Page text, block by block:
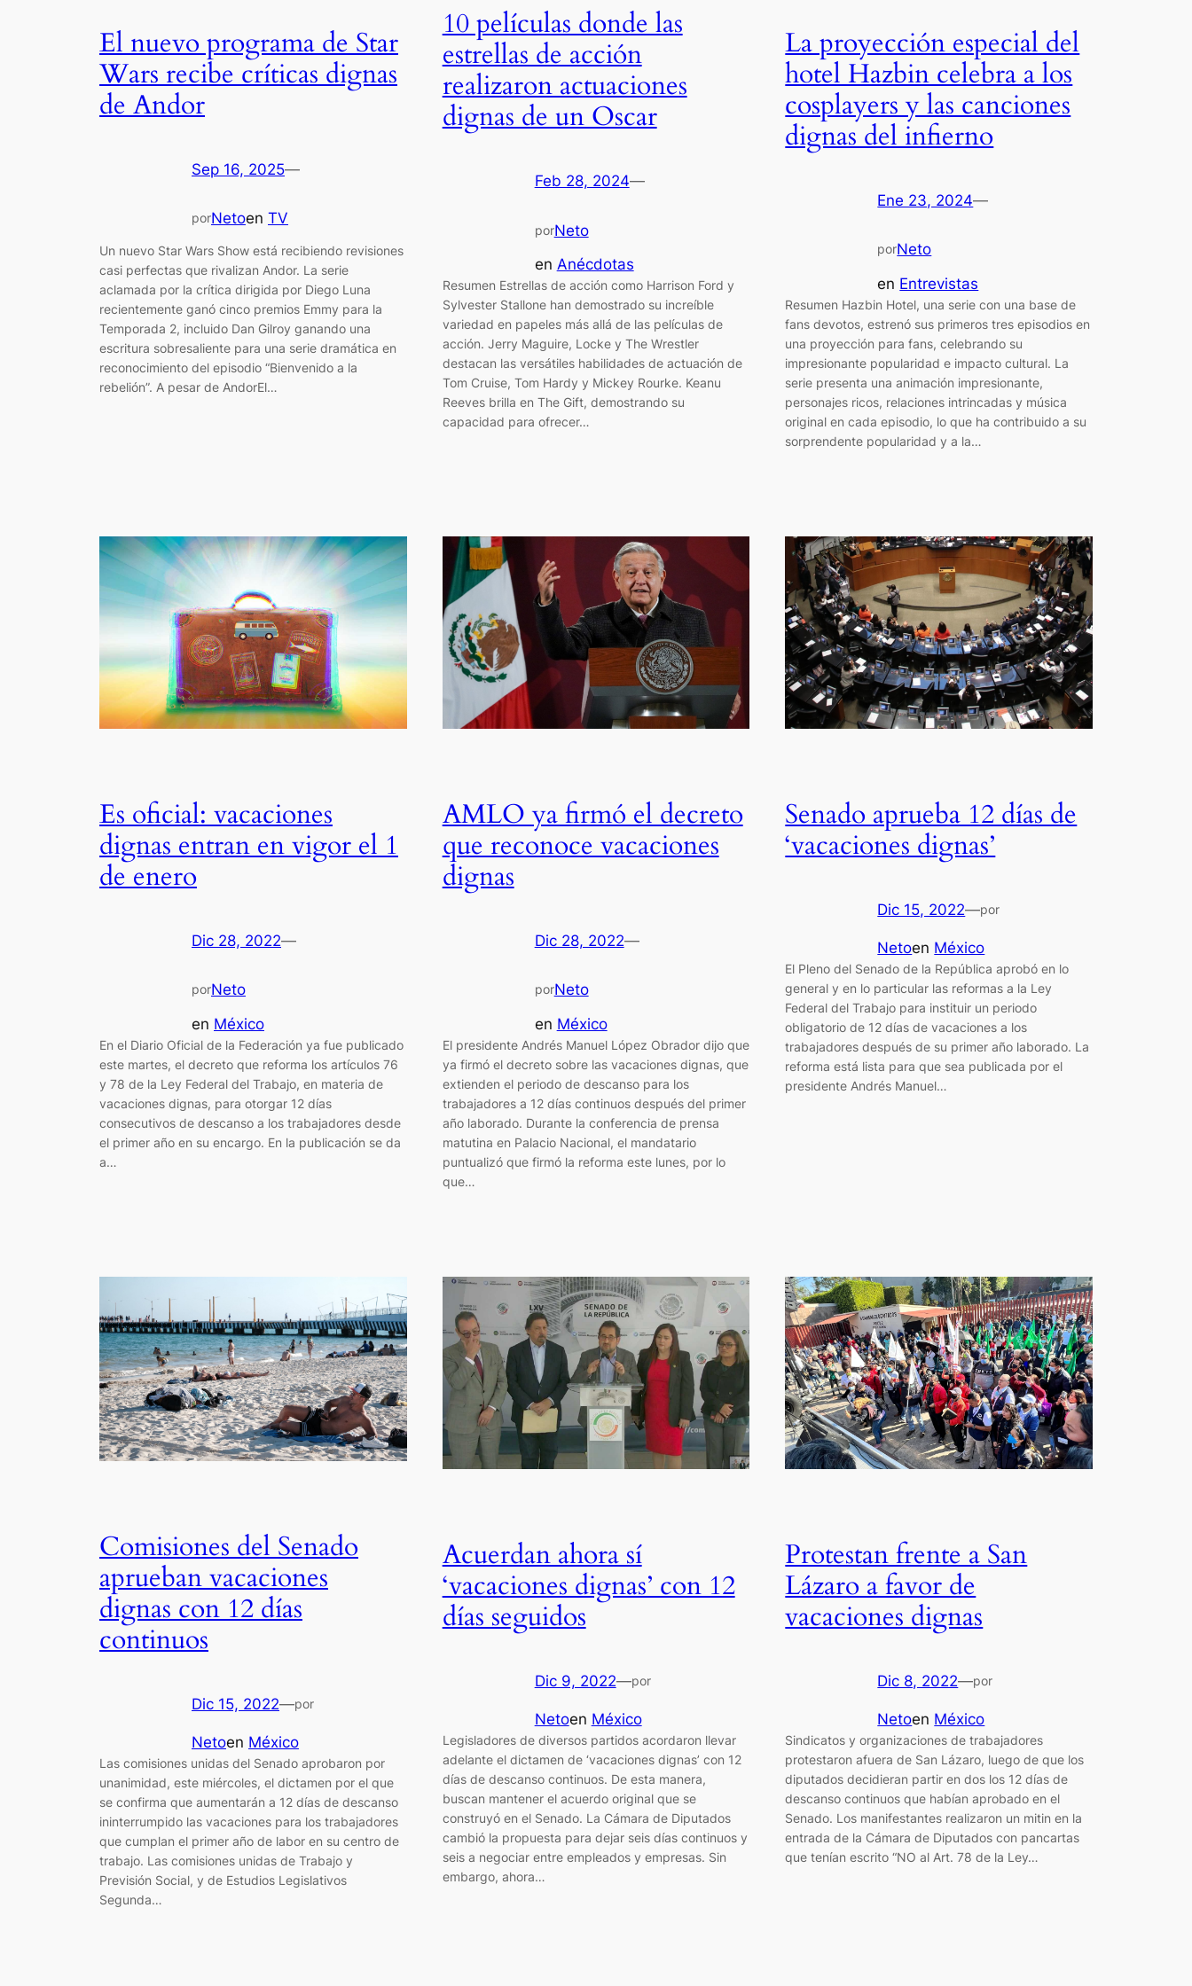
El nuevo programa de Star
Wars recibe críticas dignas
de Andor
Sep 16, 2025—
porNetoen TV
Un nuevo Star Wars Show está recibiendo revisiones
casi perfectas que rivalizan Andor. La serie
aclamada por la crítica dirigida por Diego Luna
recientemente ganó cinco premios Emmy para la
Temporada 2, incluido Dan Gilroy ganando una
escritura sobresaliente para una serie dramática en
reconocimiento del episodio “Bienvenido a la
rebelión”. A pesar de AndorEl…
10 películas donde las
estrellas de acción
realizaron actuaciones
dignas de un Oscar
Feb 28, 2024—
porNeto
en Anécdotas
Resumen Estrellas de acción como Harrison Ford y
Sylvester Stallone han demostrado su increíble
variedad en papeles más allá de las películas de
acción. Jerry Maguire, Locke y The Wrestler
destacan las versátiles habilidades de actuación de
Tom Cruise, Tom Hardy y Mickey Rourke. Keanu
Reeves brilla en The Gift, demostrando su
capacidad para ofrecer…
La proyección especial del
hotel Hazbin celebra a los
cosplayers y las canciones
dignas del infierno
Ene 23, 2024—
porNeto
en Entrevistas
Resumen Hazbin Hotel, una serie con una base de
fans devotos, estrenó sus primeros tres episodios en
una proyección para fans, celebrando su
impresionante popularidad e impacto cultural. La
serie presenta una animación impresionante,
personajes ricos, relaciones intrincadas y música
original en cada episodio, lo que ha contribuido a su
sorprendente popularidad y a la…
Es oficial: vacaciones
dignas entran en vigor el 1
de enero
Dic 28, 2022—
porNeto
en México
En el Diario Oficial de la Federación ya fue publicado
este martes, el decreto que reforma los artículos 76
y 78 de la Ley Federal del Trabajo, en materia de
vacaciones dignas, para otorgar 12 días
consecutivos de descanso a los trabajadores desde
el primer año en su encargo. En la publicación se da
a…
AMLO ya firmó el decreto
que reconoce vacaciones
dignas
Dic 28, 2022—
porNeto
en México
El presidente Andrés Manuel López Obrador dijo que
ya firmó el decreto sobre las vacaciones dignas, que
extienden el periodo de descanso para los
trabajadores a 12 días continuos después del primer
año laborado. Durante la conferencia de prensa
matutina en Palacio Nacional, el mandatario
puntualizó que firmó la reforma este lunes, por lo
que…
Senado aprueba 12 días de
‘vacaciones dignas’
Dic 15, 2022—por
Netoen México
El Pleno del Senado de la República aprobó en lo
general y en lo particular las reformas a la Ley
Federal del Trabajo para instituir un periodo
obligatorio de 12 días de vacaciones a los
trabajadores después de su primer año laborado. La
reforma está lista para que sea publicada por el
presidente Andrés Manuel…
Comisiones del Senado
aprueban vacaciones
dignas con 12 días
continuos
Dic 15, 2022—por
Netoen México
Las comisiones unidas del Senado aprobaron por
unanimidad, este miércoles, el dictamen por el que
se confirma que aumentarán a 12 días de descanso
ininterrumpido las vacaciones para los trabajadores
que cumplan el primer año de labor en su centro de
trabajo. Las comisiones unidas de Trabajo y
Previsión Social, y de Estudios Legislativos
Segunda…
Acuerdan ahora sí
‘vacaciones dignas’ con 12
días seguidos
Dic 9, 2022—por
Netoen México
Legisladores de diversos partidos acordaron llevar
adelante el dictamen de ‘vacaciones dignas’ con 12
días de descanso continuos. De esta manera,
buscan mantener el acuerdo original que se
construyó en el Senado. La Cámara de Diputados
cambió la propuesta para dejar seis días continuos y
seis a negociar entre empleados y empresas. Sin
embargo, ahora…
Protestan frente a San
Lázaro a favor de
vacaciones dignas
Dic 8, 2022—por
Netoen México
Sindicatos y organizaciones de trabajadores
protestaron afuera de San Lázaro, luego de que los
diputados decidieran partir en dos los 12 días de
descanso continuos que habían aprobado en el
Senado. Los manifestantes realizaron un mitin en la
entrada de la Cámara de Diputados con pancartas
que tenían escrito “NO al Art. 78 de la Ley…